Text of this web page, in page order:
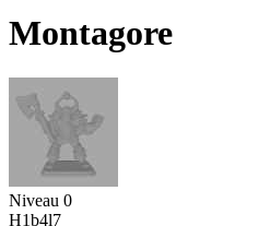
Montagore
Niveau 0
H1b4l7